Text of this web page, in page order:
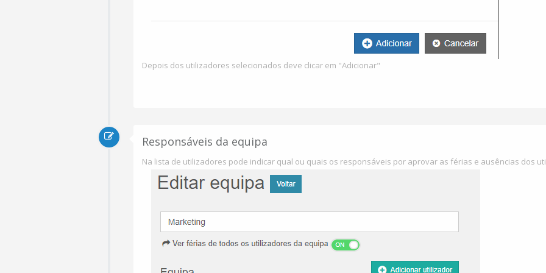
Depois dos utilizadores selecionados deve clicar em "Adicionar"
Responsáveis da equipa
Na lista de utilizadores pode indicar qual ou quais os responsáveis por aprovar as férias e ausências dos